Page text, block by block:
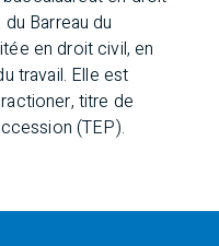
Barreau du
en droit civil, en
travail. Elle est
titre de
(TEP).